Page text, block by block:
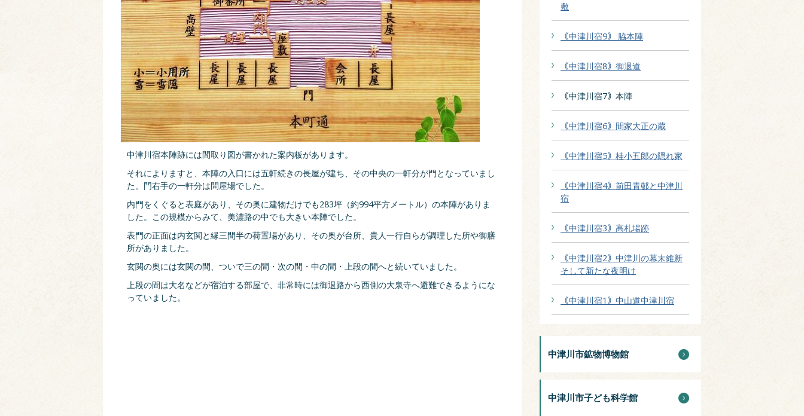
中津川宿本陣跡には間取り図が書かれた案内板があります。
それによりますと、本陣の入口には五軒続きの長屋が建ち、その中央の一軒分が門となっていまし
た。門右手の一軒分は問屋場でした。
内門をくぐると表庭があり、その奥に建物だけでも283坪（約994平方メートル）の本陣がありま
した。この規模からみて、美濃路の中でも大きい本陣でした。
表門の正面は内玄関と縁三間半の荷置場があり、その奥が台所、貴人一行自らが調理した所や御膳
所がありました。
玄関の奥には玄関の間、ついで三の間・次の間・中の間・上段の間へと続いていました。
上段の間は大名などが宿泊する部屋で、非常時には御退路から西側の大泉寺へ避難できるようにな
っていました。
敷
｟中津川宿9｠ 脇本陣
｟中津川宿8｠御退道
｟中津川宿7｠本陣
｟中津川宿6｠間家大正の蔵
｟中津川宿5｠桂小五郎の隠れ家
｟中津川宿4｠前田青邨と中津川
宿
｟中津川宿3｠高札場跡
｟中津川宿2｠中津川の幕末維新
そして新たな夜明け
｟中津川宿1｠中山道中津川宿
中津川市鉱物博物館
中津川市子ども科学館